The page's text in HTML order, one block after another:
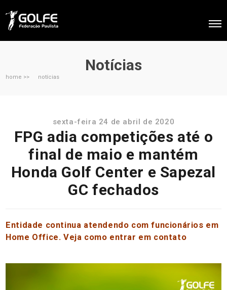
Notícias
home >> notícias
sexta-feira 24 de abril de 2020
FPG adia competições até o
final de maio e mantém
Honda Golf Center e Sapezal
GC fechados
Entidade continua atendendo com funcionários em
Home Office. Veja como entrar em contato